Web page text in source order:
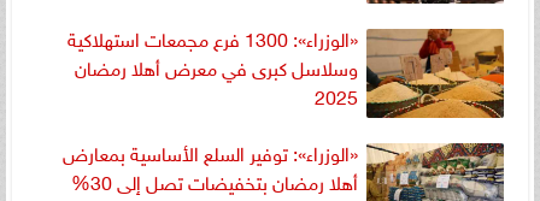
«الوزراء»: 1300 فرع مجمعات استهلاكية
وسلاسل كبرى في معرض أهلا رمضان
2025
«الوزراء»: توفير السلع الأساسية بمعارض
أهلا رمضان بتخفيضات تصل إلى 30%